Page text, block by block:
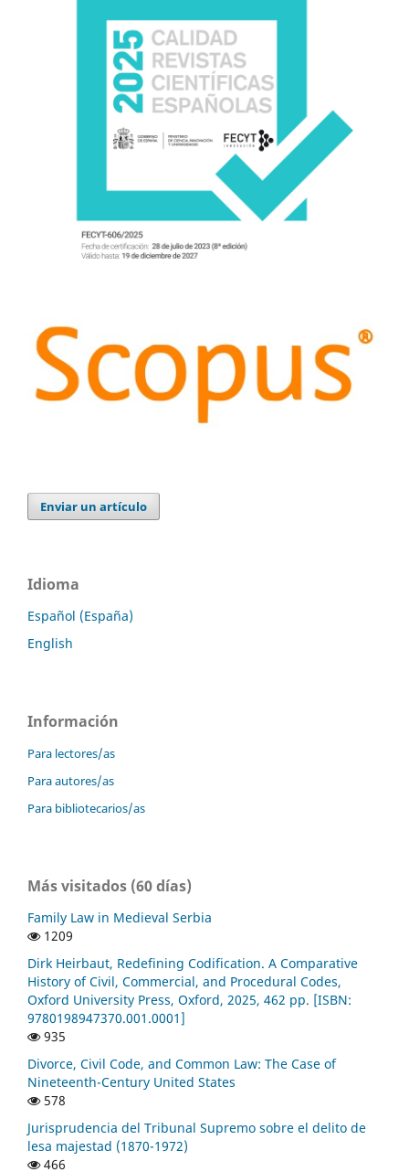
Enviar un artículo
Idioma
Español (España)
English
Información
Para lectores/as
Para autores/as
Para bibliotecarios/as
Más visitados (60 días)
Family Law in Medieval Serbia
1209
Dirk Heirbaut, Redefining Codification. A Comparative
History of Civil, Commercial, and Procedural Codes,
Oxford University Press, Oxford, 2025, 462 pp. [ISBN:
9780198947370.001.0001]
935
Divorce, Civil Code, and Common Law: The Case of
Nineteenth-Century United States
578
Jurisprudencia del Tribunal Supremo sobre el delito de
lesa majestad (1870-1972)
466